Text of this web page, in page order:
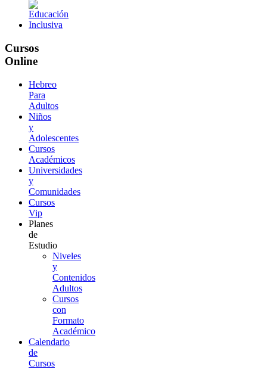
Cursos
Online
Hebreo
Para
Adultos
Niños
y
Adolescentes
Cursos
Académicos
Universidades
y
Comunidades
Cursos
Vip
Planes
de
Estudio
Niveles
y
Contenidos
Adultos
Cursos
con
Formato
Académico
Calendario
de
Cursos